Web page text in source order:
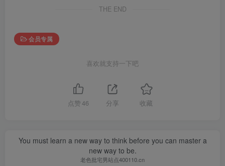
THE END
会员专属
喜欢就支持一下吧
点赞 46 分享 收藏
You must learn a new way to think before you can master a
new way to be.
老色批宅男站点400110.cn